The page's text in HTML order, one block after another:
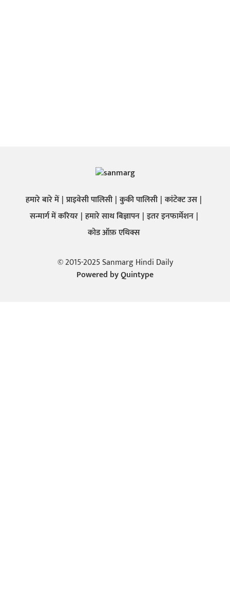
हमारे बारे में प्राइवेसी पालिसी कुकी पालिसी कांटेक्ट उस
सन्मार्ग में करियर हमारे साथ बिज्ञापन इतर इनफार्मेशन
कोड ऑफ़ एथिक्स
© 2015-2025 Sanmarg Hindi Daily
Powered byQuintype